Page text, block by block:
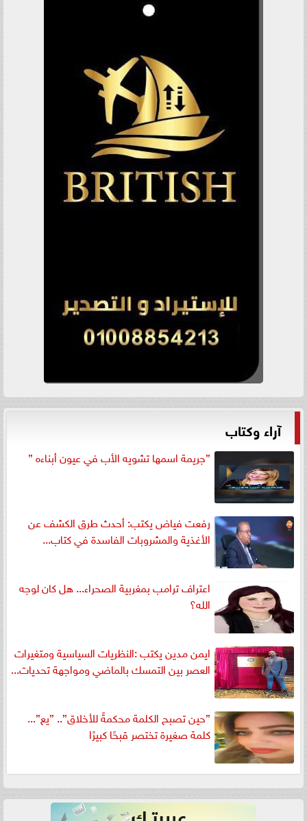
آراء وكتاب
”جريمة اسمها تشويه الأب في عيون أبناءه ”
رفعت فياض يكتب: أحدث طرق الكشف عن
الأغذية والمشروبات الفاسدة في كتاب...
اعتراف ترامب بمغربية الصحراء... هل كان لوجه
الله؟
ايمن مدين يكتب :النظريات السياسية ومتغيرات
العصر بين التمسك بالماضي ومواجهة تحديات...
”حين تصبح الكلمة محكمةً للأخلاق”.. ”يع”...
كلمة صغيرة تختصر قبحًا كبيرًا